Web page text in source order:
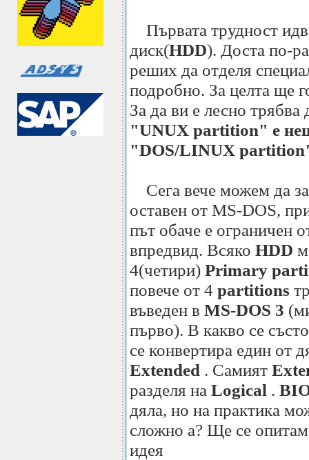
Първата трудност
диск(HDD). Доста по-
реших да отделя
подробно. За целта ще
За да ви е лесно трябва
"UNUX partition" е
"DOS/LINUX
Сега вече можем да
оставен от MS-DOS,
път обаче е ограничен
впредвид. Всяко HDD
4(четири) Primary
повече от 4 partitions
въведен в MS-DOS 3
първо). В какво се
се конвертира един от
Extended . Самият
разделя на Logical .
дяла, но на практика
сложно а? Ще се
идея